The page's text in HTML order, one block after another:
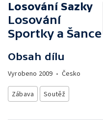
Losování Sazky
Losování
Sportky a Šance
Obsah dílu
Vyrobeno 2009 • Česko
Zábava Soutěž